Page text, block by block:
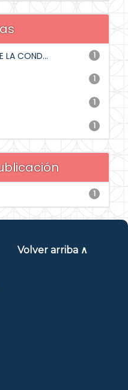
1
LA COND...
1
1
1
1
Volver arriba ∧